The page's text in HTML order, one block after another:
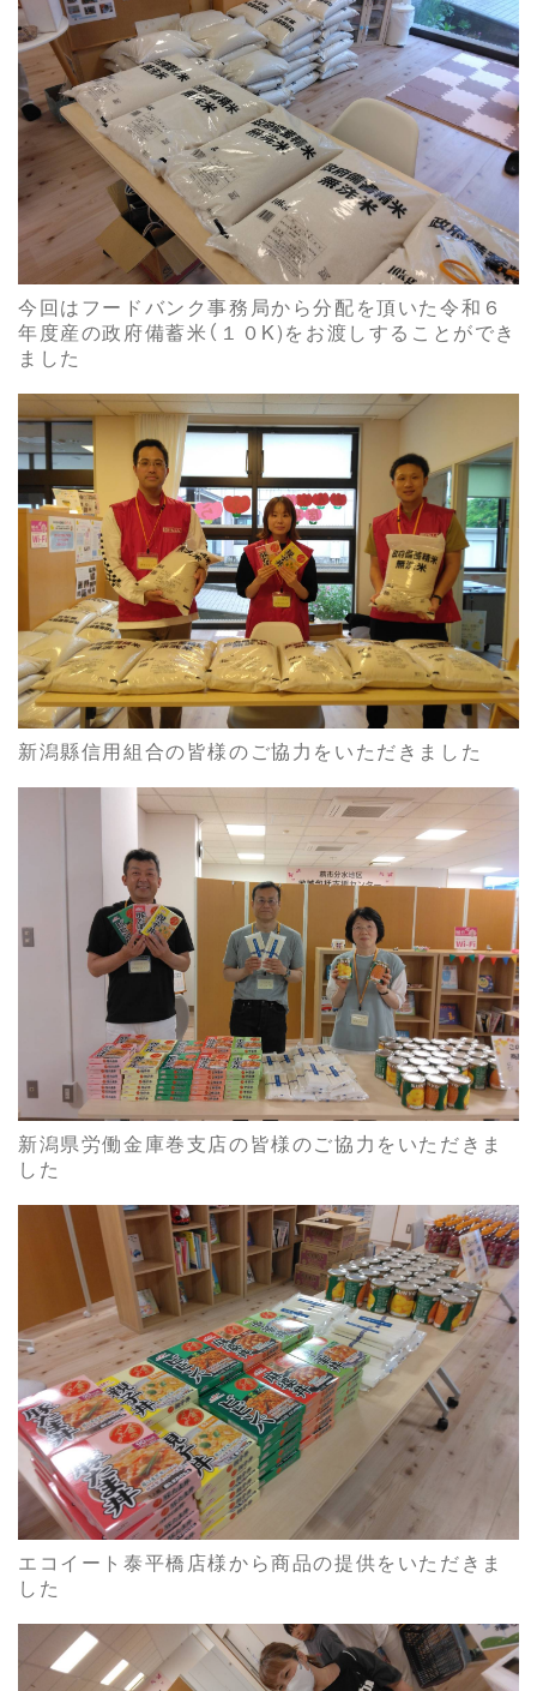
今回はフードバンク事務局から分配を頂いた令和６
年度産の政府備蓄米（１０K)をお渡しすることができ
ました
新潟縣信用組合の皆様のご協力をいただきました
新潟県労働金庫巻支店の皆様のご協力をいただきま
した
エコイート泰平橋店様から商品の提供をいただきま
した